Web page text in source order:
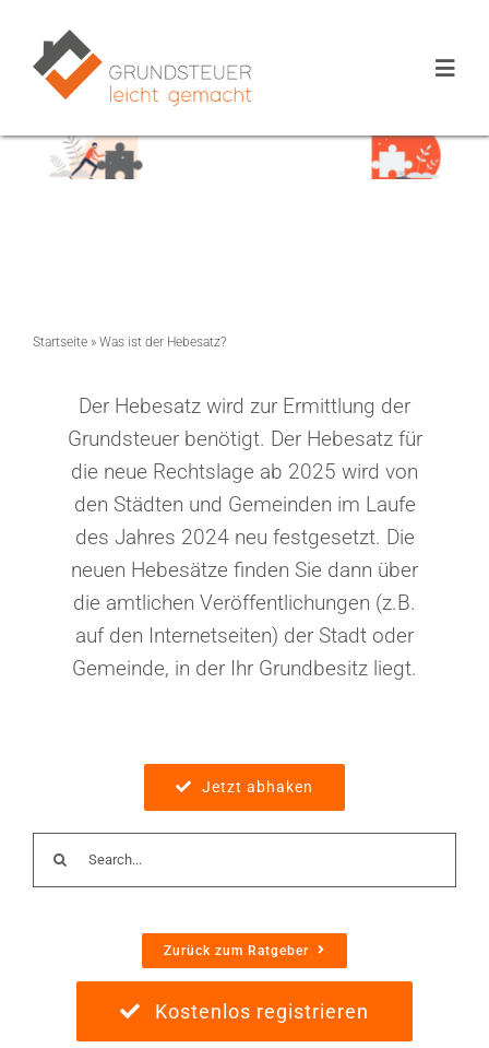
Inhalt
springen
Preise
09. Februar 2022
Startseite» Was ist der Hebesatz?
Der Hebesatz wird zur Ermittlung der
Grundsteuer benötigt. Der Hebesatz für
die neue Rechtslage ab 2025 wird von
den Städten und Gemeinden im Laufe
des Jahres 2024 neu festgesetzt. Die
neuen Hebesätze finden Sie dann über
die amtlichen Veröffentlichungen (z.B.
auf den Internetseiten) der Stadt oder
Gemeinde, in der Ihr Grundbesitz liegt.
Jetzt abhaken
Zurück zum Ratgeber
Kostenlos registrieren